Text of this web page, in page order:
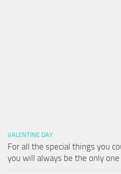
VALENTINE DAY
For all the special things you
you will always be the only